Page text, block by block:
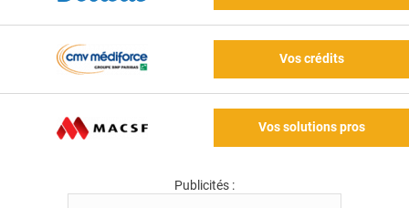
Vos crédits
Vos solutions pros
Publicités :